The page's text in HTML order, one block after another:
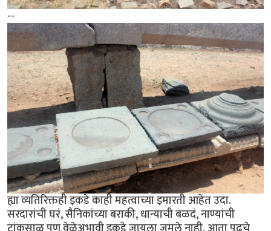
--
ह्या व्यतिरिक्तही इकडे काही महत्वाच्या इमारती आहेत उदा.
सरदारांची घरं, सैनिकांच्या बराकी, धान्याची बळदं, नाण्यांची